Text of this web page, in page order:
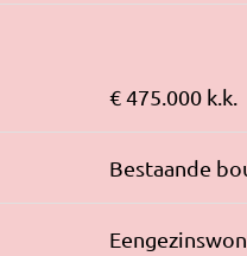
€ 475.000 k.k.
Bestaande